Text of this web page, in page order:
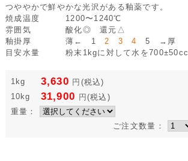
つややかで鮮やかな光沢がある釉薬です。
焼成温度
1200〜1240℃
雰囲気
酸化◎ 還元△
釉掛厚
薄← 12 3 4
5 →厚
目安水量
粉末1kgに対して水を700±50cc
1kg 3,630 円 (税込)
10kg
31,900 円(税込)
重量：
ご注文数量：